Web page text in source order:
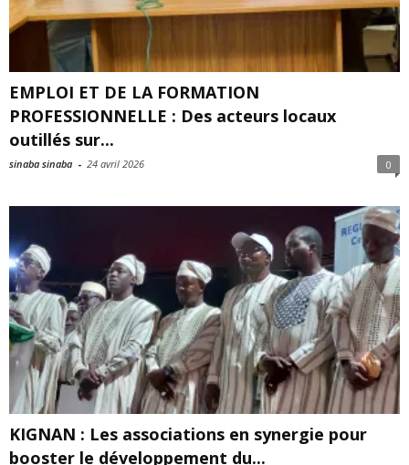
EMPLOI ET DE LA FORMATION
PROFESSIONNELLE : Des acteurs locaux
outillés sur...
sinaba sinaba - 24 avril 2026 0
KIGNAN : Les associations en synergie pour
booster le développement du...